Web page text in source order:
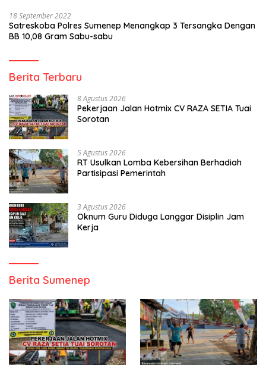
18 September 2022
Satreskoba Polres Sumenep Menangkap 3 Tersangka Dengan
BB 10,08 Gram Sabu-sabu
Berita Terbaru
8 Agustus 2026
Pekerjaan Jalan Hotmix CV RAZA SETIA Tuai
Sorotan
5 Agustus 2026
RT Usulkan Lomba Kebersihan Berhadiah
Partisipasi Pemerintah
3 Agustus 2026
Oknum Guru Diduga Langgar Disiplin Jam
Kerja
Berita Sumenep